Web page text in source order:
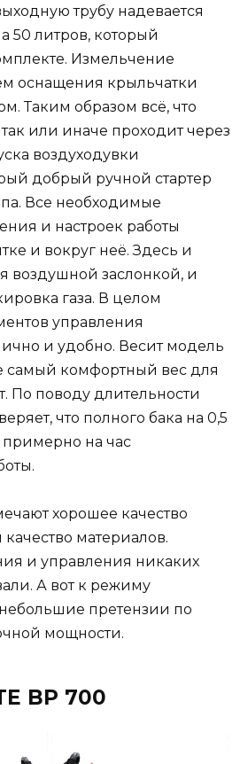
трубу надевается
50 литров, который
Измельчение
оснащения крыльчатки
Таким образом всё, что
так или иначе проходит через
воздуходувки
добрый ручной стартер
Все необходимые
и настроек работы
и вокруг неё. Здесь и
воздушной заслонкой, и
газа. В целом
управления
и удобно. Весит модель
самый комфортный вес для
По поводу длительности
что полного бака на 0,5
примерно на час
хорошее качество
материалов.
и управления никаких
А вот к режиму
претензии по
мощности.
BP 700